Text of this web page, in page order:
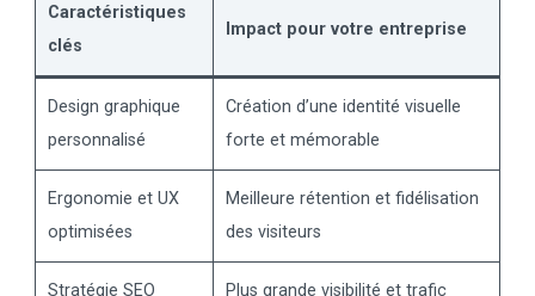
Caractéristiques
clés
Impact pour votre entreprise
Design graphique
personnalisé
Création d’une identité visuelle
forte et mémorable
Ergonomie et UX
optimisées
Meilleure rétention et fidélisation
des visiteurs
Stratégie SEO Plus grande visibilité et trafic